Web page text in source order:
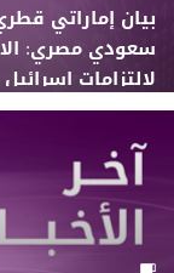
بيان إماراتي
سعودي مصري:
لالتزامات
لإنهاء النزاع في